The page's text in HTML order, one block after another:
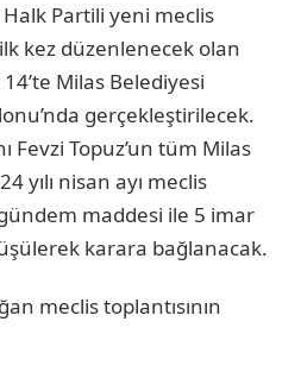
Partili yeni meclis
kez düzenlenecek olan
Milas Belediyesi
gerçekleştirilecek.
Fevzi Topuz’un tüm Milas
yılı nisan ayı meclis
maddesi ile 5 imar
karara bağlanacak.
meclis toplantısının